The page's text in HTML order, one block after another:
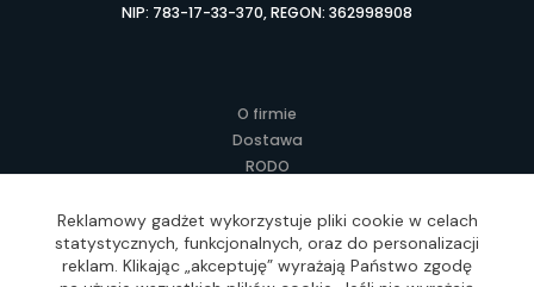
NIP: 783-17-33-370, REGON: 362998908
O firmie
Dostawa
RODO
Regulamin
Lokalne Gadżety Reklamowe
Jak zamawiać?
Reklamowy gadżet wykorzystuje pliki cookie w celach
statystycznych, funkcjonalnych, oraz do personalizacji
reklam. Klikając „akceptuję” wyrażają Państwo zgodę